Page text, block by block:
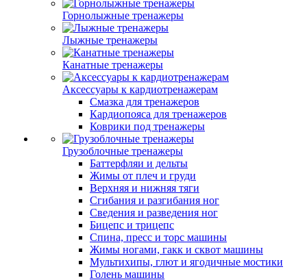
Горнолыжные тренажеры
Лыжные тренажеры
Канатные тренажеры
Аксессуары к кардиотренажерам
Смазка для тренажеров
Кардиопояса для тренажеров
Коврики под тренажеры
Грузоблочные тренажеры
Баттерфляи и дельты
Жимы от плеч и груди
Верхняя и нижняя тяги
Сгибания и разгибания ног
Сведения и разведения ног
Бицепс и трицепс
Спина, пресс и торс машины
Жимы ногами, гакк и сквот машины
Мультихипы, глют и ягодичные мостики
Голень машины